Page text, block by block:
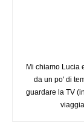
Mi chiamo Lucia
da un po' di
guardare la TV